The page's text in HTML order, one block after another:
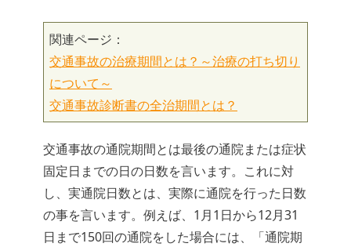
関連ページ：
交通事故の治療期間とは？～治療の打ち切り
について～
交通事故診断書の全治期間とは？
交通事故の通院期間とは最後の通院または症状
固定日までの日の日数を言います。これに対
し、実通院日数とは、実際に通院を行った日数
の事を言います。例えば、1月1日から12月31
日まで150回の通院をした場合には、「通院期